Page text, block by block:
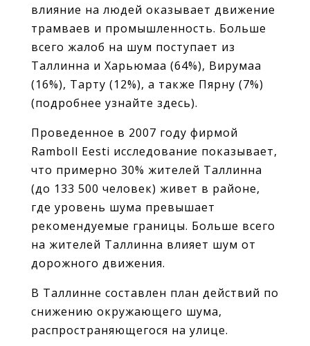
влияние на людей оказывает движение
трамваев и промышленность. Больше
всего жалоб на шум поступает из
Таллинна и Харьюмаа (64%), Вирумаа
(16%), Тарту (12%), а также Пярну (7%)
(подробнее узнайте здесь).
Проведенное в 2007 году фирмой
Ramboll Eesti исследование показывает,
что примерно 30% жителей Таллинна
(до 133 500 человек) живет в районе,
где уровень шума превышает
рекомендуемые границы. Больше всего
на жителей Таллинна влияет шум от
дорожного движения.
В Таллинне составлен план действий по
снижению окружающего шума,
распространяющегося на улице.